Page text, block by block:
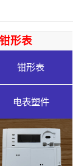
钳形表
电表塑件